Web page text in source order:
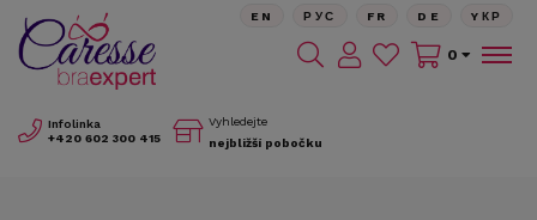
Infolinka
+420 602 300 415
Vyhledejte
nejbližší pobočku
EN РУС FR DE YКР
0